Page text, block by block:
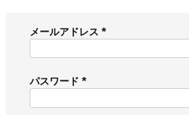
メールアドレス
必
)
パスワード
必